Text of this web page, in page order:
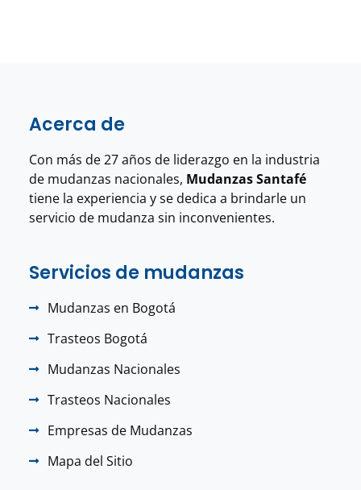
Acerca de
Con más de 27 años de liderazgo en la industria
de mudanzas nacionales, Mudanzas Santafé
tiene la experiencia y se dedica a brindarle un
servicio de mudanza sin inconvenientes.
Servicios de mudanzas
Mudanzas en Bogotá
Trasteos Bogotá
Mudanzas Nacionales
Trasteos Nacionales
Empresas de Mudanzas
Mapa del Sitio